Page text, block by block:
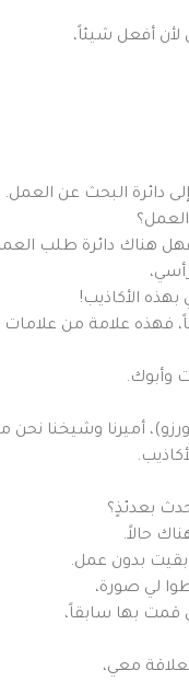
لأن أفعل شيئاً،
دائرة البحث عن العمل.
هناك دائرة طلب
الأكاذيب!
فهذه علامة من علامات
وأبوك.
أميرنا وشيخنا نحن
بعدئذٍ؟
حالاً.
بدون عمل.
لي صورة،
قمت بها سابقاً،
معي،